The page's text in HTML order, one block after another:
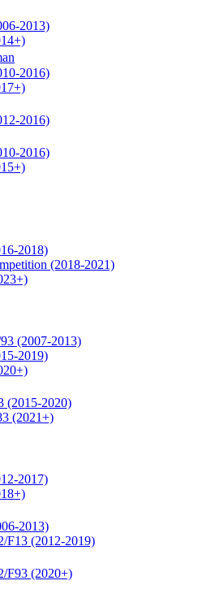
2013)
2016)
2016)
2016)
2018)
(2018-2021)
(2007-2013)
2019)
(2015-2020)
(2021+)
2017)
2013)
F13 (2012-2019)
F93 (2020+)